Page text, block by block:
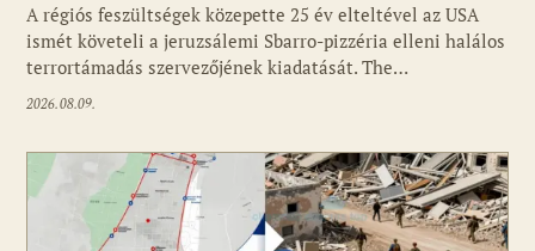
A régiós feszültségek közepette 25 év elteltével az USA
ismét követeli a jeruzsálemi Sbarro-pizzéria elleni halálos
terrortámadás szervezőjének kiadatását. The…
2026.08.09.